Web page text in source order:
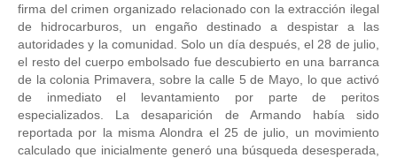
firma del crimen organizado relacionado con la extracción ilegal
de hidrocarburos, un engaño destinado a despistar a las
autoridades y la comunidad. Solo un día después, el 28 de julio,
el resto del cuerpo embolsado fue descubierto en una barranca
de la colonia Primavera, sobre la calle 5 de Mayo, lo que activó
de inmediato el levantamiento por parte de peritos
especializados. La desaparición de Armando había sido
reportada por la misma Alondra el 25 de julio, un movimiento
calculado que inicialmente generó una búsqueda desesperada,